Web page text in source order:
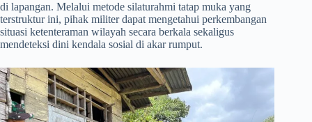
di lapangan. Melalui metode silaturahmi tatap muka yang
terstruktur ini, pihak militer dapat mengetahui perkembangan
situasi ketenteraman wilayah secara berkala sekaligus
mendeteksi dini kendala sosial di akar rumput.